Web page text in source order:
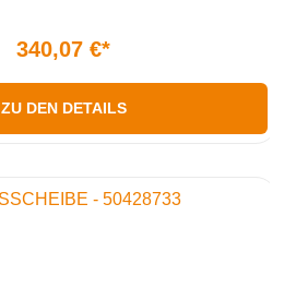
340,07 €*
ZU DEN DETAILS